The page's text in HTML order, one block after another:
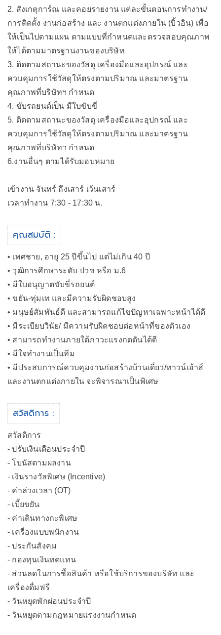
2. สังเกตุการ์ณ และคอยรายงาน แต่ละขั้นตอนการทำงาน/
การติดตั้ง งานก่อสร้าง และ งานตกแต่งภายใน (บิ้วอิน) เพื่อ
ให้เป็นไปตามแผน ตามแบบที่กำหนดและตรวจสอบคุณภาพ
ให้ได้ตามมาตรฐานงานของบริษัท
3. ติดตามสถานะของวัสดุ เครื่องมือและอุปกรณ์ และ
ควบคุมการใช้วัสดุให้ตรงตามปริมาณ และมาตรฐาน
คุณภาพที่บริษัทฯ กำหนด
4. ขับรถยนต์เป็น มีใบขับขี่
5. ติดตามสถานะของวัสดุ เครื่องมือและอุปกรณ์ และ
ควบคุมการใช้วัสดุให้ตรงตามปริมาณ และมาตรฐาน
คุณภาพที่บริษัทฯ กำหนด
6.งานอื่นๆ ตามได้รับมอบหมาย
เข้างาน จันทร์ ถึงเสาร์ เว้นเสาร์
เวลาทำงาน 7:30 - 17:30 น.
คุณสมบัติ :
• เพศชาย, อายุ 25 ปีขึ้นไป แต่ไม่เกิน 40 ปี
• วุฒิการศึกษาระดับ ปวช หรือ ม.6
• มีใบอนุญาตขับขี่รถยนต์
• ขยัน-ทุ่มเท และมีความรับผิดชอบสูง
• มนุษย์สัมพันธ์ดี และสามารถแก้ไขปัญหาเฉพาะหน้าได้ดี
• มีระเบียบวินัย/ มีความรับผิดชอบต่อหน้าที่ของตัวเอง
• สามารถทำงานภายใต้ภาวะแรงกดดันได้ดี
• มีใจทำงานเป็นทีม
• มีประสบการณ์ควบคุมงานก่อสร้างบ้านเดี่ยว/ทาวน์เฮ้าส์
และงานตกแต่งภายใน จะพิจารณาเป็นพิเศษ
สวัสดิการ :
สวัสดิการ
- ปรับเงินเดือนประจำปี
- โบนัสตามผลงาน
- เงินรางวัลพิเศษ (Incentive)
- ค่าล่วงเวลา (OT)
- เบี้ยขยัน
- ค่าเดินทางกะพิเศษ
- เครื่องแบบพนักงาน
- ประกันสังคม
- กองทุนเงินทดแทน
- ส่วนลดในการซื้อสินค้า หรือใช้บริการของบริษัท และ
เครื่องดื่มฟรี
- วันหยุดพักผ่อนประจำปี
- วันหยุดตามกฎหมายแรงงานกำหนด